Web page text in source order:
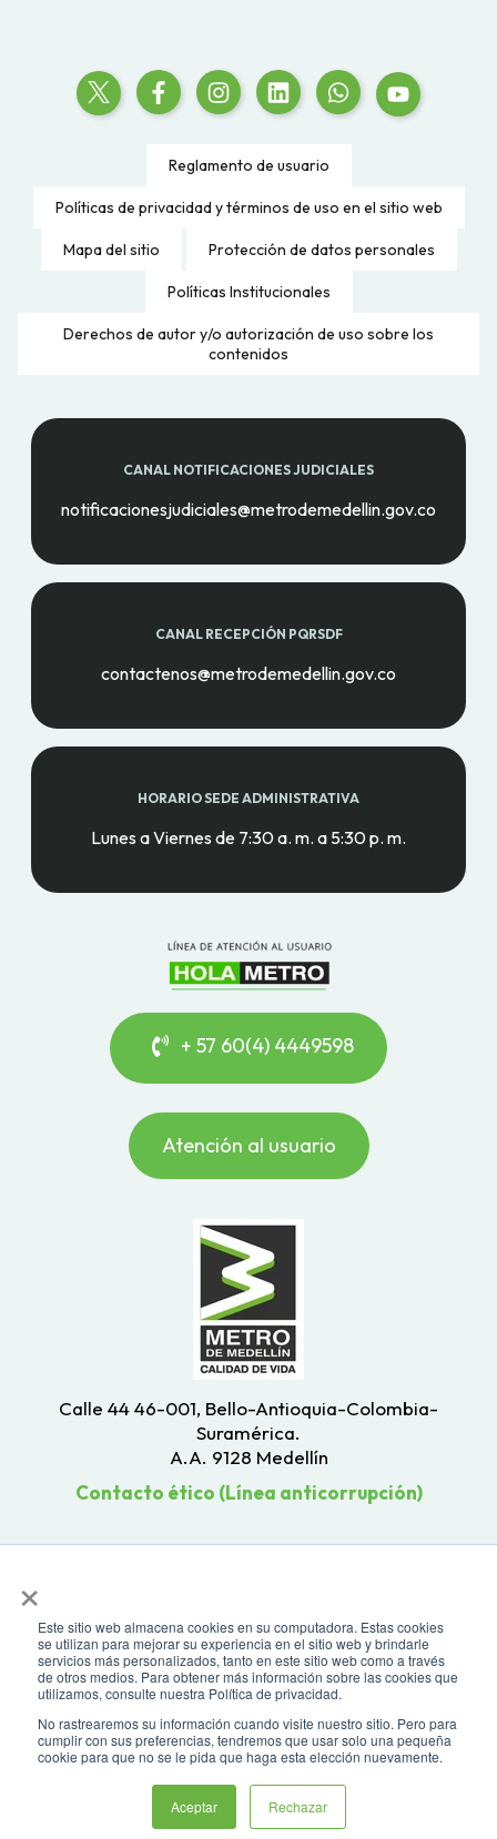
×
Este sitio web almacena cookies en su computadora. Estas cookies
se utilizan para mejorar su experiencia en el sitio web y brindarle
servicios más personalizados, tanto en este sitio web como a través
de otros medios. Para obtener más información sobre las cookies que
utilizamos, consulte nuestra Política de privacidad.
No rastrearemos su información cuando visite nuestro sitio. Pero para
cumplir con sus preferencias, tendremos que usar solo una pequeña
cookie para que no se le pida que haga esta elección nuevamente.
Aceptar Rechazar
Reglamento de usuario
Políticas de privacidad y términos de uso en el sitio web
Mapa del sitio Protección de datos personales
Políticas Institucionales
Derechos de autor y/o autorización de uso sobre los
contenidos
CANAL NOTIFICACIONES JUDICIALES
notificacionesjudiciales@metrodemedellin.gov.co
CANAL RECEPCIÓN PQRSDF
contactenos@metrodemedellin.gov.co
HORARIO SEDE ADMINISTRATIVA
Lunes a Viernes de 7:30 a. m. a 5:30 p. m.
+ 57 60(4) 4449598
Asistente virtual
Atención al usuario
Calle 44 46-001, Bello-Antioquia-Colombia-
Suramérica.
A.A. 9128 Medellín
Contacto ético (Línea anticorrupción)
pantalla de 1024 x 768. Para mayor compatibilidad, utilizar microsoft
Edge, Google Chrome o Mozilla Firefox